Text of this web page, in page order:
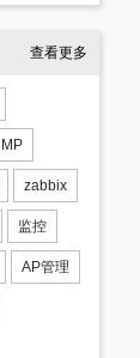
查看更多
zabbix
监控
AP管理